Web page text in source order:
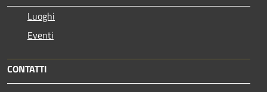
Luoghi
Eventi
CONTATTI